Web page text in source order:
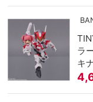
ラ
キ